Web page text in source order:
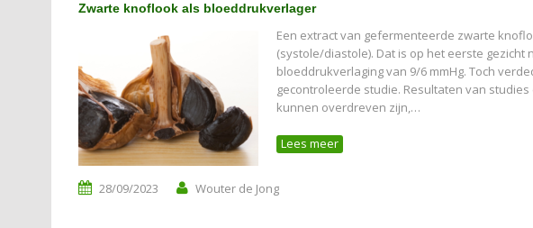
Zwarte knoflook als bloeddrukverlager
Een extract van gefermenteerde zwarte
(systole/diastole). Dat is op het eerste
bloeddrukverlaging van 9/6 mmHg. Toch
gecontroleerde studie. Resultaten van
kunnen overdreven zijn,…
Lees meer
28/09/2023 Wouter de Jong